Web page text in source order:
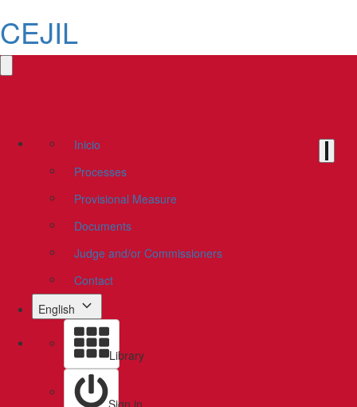
CEJIL
Inicio
Processes
Provisional Measure
Documents
Judge and/or Commissioners
Contact
English
Library
Sign in